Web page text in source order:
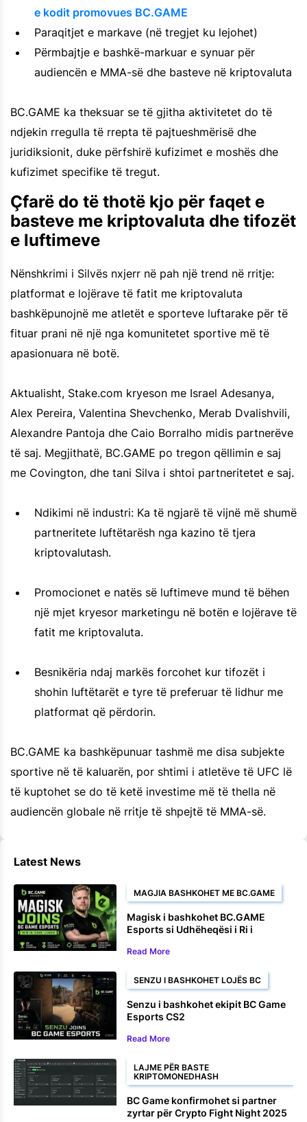
e kodit promovues BC.GAME
Paraqitjet e markave (në tregjet ku lejohet)
Përmbajtje e bashkë-markuar e synuar për
audiencën e MMA-së dhe basteve në kriptovaluta
BC.GAME ka theksuar se të gjitha aktivitetet do të
ndjekin rregulla të rrepta të pajtueshmërisë dhe
juridiksionit, duke përfshirë kufizimet e moshës dhe
kufizimet specifike të tregut.
Çfarë do të thotë kjo për faqet e
basteve me kriptovaluta dhe tifozët
e luftimeve
Nënshkrimi i Silvës nxjerr në pah një trend në rritje:
platformat e lojërave të fatit me kriptovaluta
bashkëpunojnë me atletët e sporteve luftarake për të
fituar prani në një nga komunitetet sportive më të
apasionuara në botë.
Aktualisht, Stake.com kryeson me Israel Adesanya,
Alex Pereira, Valentina Shevchenko, Merab Dvalishvili,
Alexandre Pantoja dhe Caio Borralho midis partnerëve
të saj. Megjithatë, BC.GAME po tregon qëllimin e saj
me Covington, dhe tani Silva i shtoi partneritetet e saj.
Ndikimi në industri: Ka të ngjarë të vijnë më shumë
partneritete luftëtarësh nga kazino të tjera
kriptovalutash.
Promocionet e natës së luftimeve mund të bëhen
një mjet kryesor marketingu në botën e lojërave të
fatit me kriptovaluta.
Besnikëria ndaj markës forcohet kur tifozët i
shohin luftëtarët e tyre të preferuar të lidhur me
platformat që përdorin.
BC.GAME ka bashkëpunuar tashmë me disa subjekte
sportive në të kaluarën, por shtimi i atletëve të UFC lë
të kuptohet se do të ketë investime më të thella në
audiencën globale në rritje të shpejtë të MMA-së.
Latest News
MAGJIA BASHKOHET ME BC.GAME
Magisk i bashkohet BC.GAME
Esports si Udhëheqësi i Ri i
Read More
SENZU I BASHKOHET LOJËS BC
Senzu i bashkohet ekipit BC Game
Esports CS2
Read More
LAJME PËR BASTE
KRIPTOMONEDHASH
BC Game konfirmohet si partner
zyrtar për Crypto Fight Night 2025